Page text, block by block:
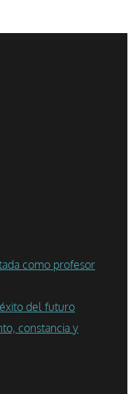
como profesor
del futuro
constancia y